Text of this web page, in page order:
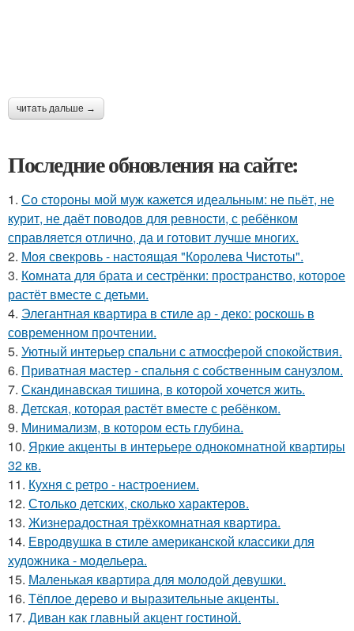
читать дальше →
Последние обновления на сайте:
1. Со стороны мой муж кажется идеальным: не пьёт, не
курит, не даёт поводов для ревности, с ребёнком
справляется отлично, да и готовит лучше многих.
2. Моя свекровь - настоящая "Королева Чистоты".
3. Комната для брата и сестрёнки: пространство, которое
растёт вместе с детьми.
4. Элегантная квартира в стиле ар - деко: роскошь в
современном прочтении.
5. Уютный интерьер спальни с атмосферой спокойствия.
6. Приватная мастер - спальня с собственным санузлом.
7. Скандинавская тишина, в которой хочется жить.
8. Детская, которая растёт вместе с ребёнком.
9. Минимализм, в котором есть глубина.
10. Яркие акценты в интерьере однокомнатной квартиры
32 кв.
11. Кухня с ретро - настроением.
12. Столько детских, сколько характеров.
13. Жизнерадостная трёхкомнатная квартира.
14. Евродвушка в стиле американской классики для
художника - модельера.
15. Маленькая квартира для молодой девушки.
16. Тёплое дерево и выразительные акценты.
17. Диван как главный акцент гостиной.